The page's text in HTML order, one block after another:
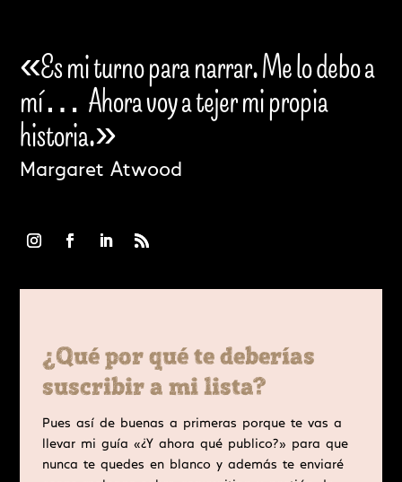
«Es mi turno para narrar. Me lo debo a
mí…Ahora voy a tejer mi propia
historia.»
Margaret Atwood
¿Qué por qué te deberías
suscribir a mi lista?
Pues así de buenas a primeras porque te vas a
llevar mi guía «¿Y ahora qué publico?» para que
nunca te quedes en blanco y además te enviaré